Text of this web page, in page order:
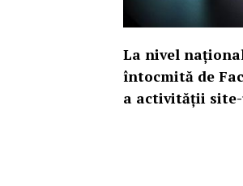
La nivel
întocmită de
a activității